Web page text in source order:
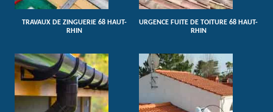
TRAVAUX DE ZINGUERIE 68 HAUT-
RHIN
URGENCE FUITE DE TOITURE 68 HAUT-
RHIN